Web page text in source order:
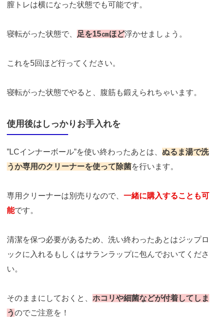
膣トレは横になった状態でも可能です。
寝転がった状態で、 足を15㎝ほど浮かせましょう。
これを5回ほど行ってください。
寝転がった状態でやると、腹筋も鍛えられちゃいます。
使用後はしっかりお手入れを
”LCインナーボール”を使い終わったあとは、 ぬるま湯で洗
うか専用のクリーナーを使って除菌を行います。
専用クリーナーは別売りなので、 一緒に購入することも可
能です。
清潔を保つ必要があるため、洗い終わったあとはジップロ
ックに入れるもしくはサランラップに包んでおいてくださ
い。
そのままにしておくと、 ホコリや細菌などが付着してしま
うのでご注意を！